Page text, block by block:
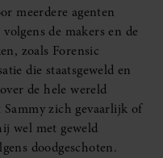
meerdere agenten
de makers en de
zoals Forensic
die staatsgeweld en
de hele wereld
zich gevaarlijk of
wel met geweld
doodgeschoten.